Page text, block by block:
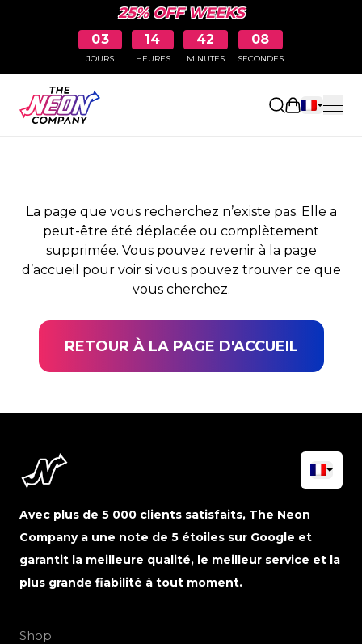
25% OFF WEEKS
03
JOURS
14
HEURES
42
MINUTES
08
SECONDES
Ouvrir le
PAGE NON TROUVÉE
La page que vous recherchez n’existe pas. Elle a
peut-être été déplacée ou complètement
supprimée. Vous pouvez revenir à la page
d’accueil pour voir si vous pouvez trouver ce que
vous cherchez.
RETOUR À LA PAGE D'ACCUEIL
Avec plus de 5 000 clients satisfaits, The Neon
Company a une note de 5 étoiles sur Google et
garantit la meilleure qualité, le meilleur service et la
plus grande fiabilité à tout moment.
Shop